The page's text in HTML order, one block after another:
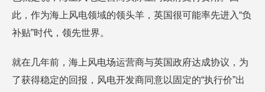
此，作为海上风电领域的领头羊，英国很可能率先进入“负
补贴”时代，领先世界。
就在几年前，海上风电场运营商与英国政府达成协议，为
了获得稳定的回报，风电开发商同意以固定的“执行价”出